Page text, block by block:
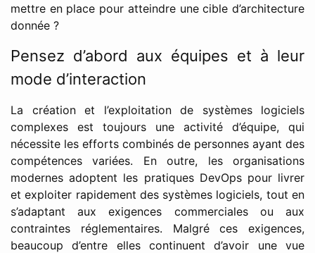
mettre en place pour atteindre une cible d’architecture
donnée ?
Pensez d’abord aux équipes et à leur
mode d’interaction
La création et l’exploitation de systèmes logiciels
complexes est toujours une activité d’équipe, qui
nécessite les efforts combinés de personnes ayant des
compétences variées. En outre, les organisations
modernes adoptent les pratiques DevOps pour livrer
et exploiter rapidement des systèmes logiciels, tout en
s’adaptant aux exigences commerciales ou aux
contraintes réglementaires. Malgré ces exigences,
beaucoup d’entre elles continuent d’avoir une vue